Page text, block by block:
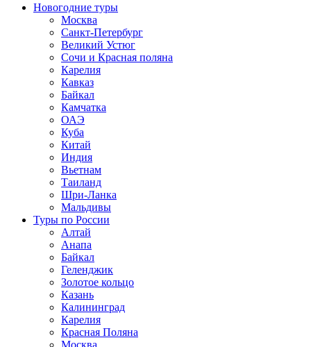
Новогодние туры
Москва
Санкт-Петербург
Великий Устюг
Сочи и Красная поляна
Карелия
Кавказ
Байкал
Камчатка
ОАЭ
Куба
Китай
Индия
Вьетнам
Таиланд
Шри-Ланка
Мальдивы
Туры по России
Алтай
Анапа
Байкал
Геленджик
Золотое кольцо
Казань
Калининград
Карелия
Красная Поляна
Москва